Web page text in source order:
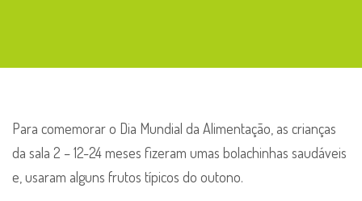
Para comemorar o Dia Mundial da Alimentação, as crianças
da sala 2 – 12-24 meses fizeram umas bolachinhas saudáveis
e, usaram alguns frutos típicos do outono.